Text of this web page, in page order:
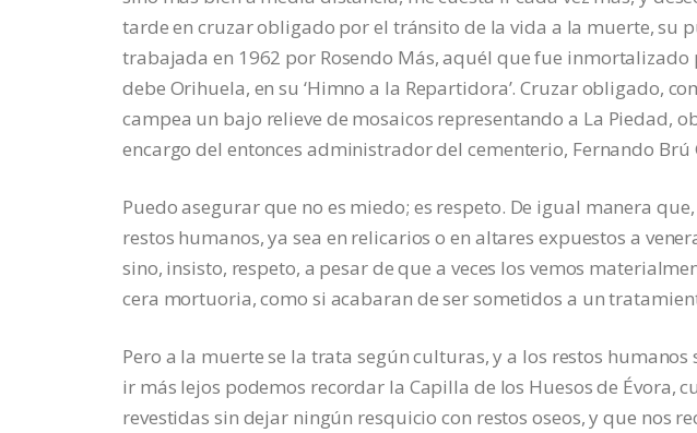
tarde en cruzar obligado por el tránsito de la vida a la muerte, su
trabajada en 1962 por Rosendo Más, aquél que fue
debe Orihuela, en su ‘Himno a la Repartidora’. Cruzar obligado,
campea un bajo relieve de mosaicos representando a La Piedad,
encargo del entonces administrador del cementerio, Fernando Brú
Puedo asegurar que no es miedo; es respeto. De igual manera
restos humanos, ya sea en relicarios o en altares expuestos a
sino, insisto, respeto, a pesar de que a veces los vemos
cera mortuoria, como si acabaran de ser sometidos a un
Pero a la muerte se la trata según culturas, y a los restos humanos
ir más lejos podemos recordar la Capilla de los Huesos de Évora,
revestidas sin dejar ningún resquicio con restos oseos, y que nos